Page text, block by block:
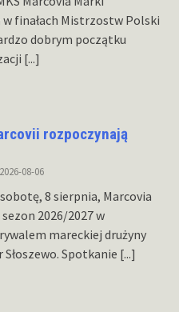
w finałach Mistrzostw Polski
dobrym początku
[...]
rozpoczynają
08-06
8 sierpnia, Marcovia
2026/2027 w
mareckiej drużyny
Spotkanie [...]